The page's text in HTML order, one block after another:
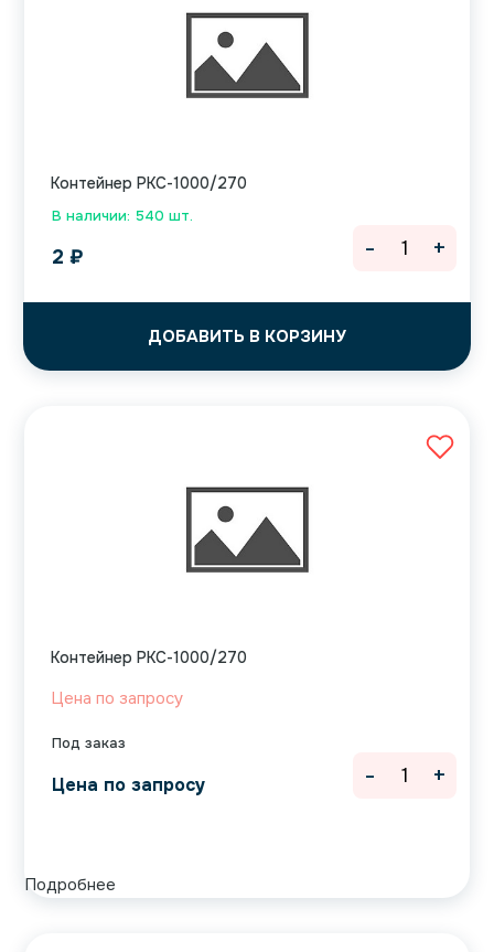
В наличии: 540 шт.
Контейнер РКС-1000/270
2 ₽
ДОБАВИТЬ В КОРЗИНУ
- +
Под заказ
Контейнер РКС-1000/270
Цена по запросу
Цена по запросу
Подробнее
- +